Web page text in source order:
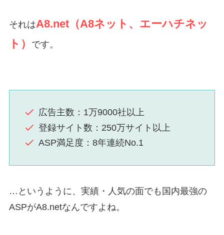
それはA8.net（A8ネット、エーハチネッ
ト）
です。
広告主数：1万9000社以上
登録サイト数：250万サイト以上
ASP満足度：8年連続No.1
…というように、実績・人気の面でも国内最強の
ASPがA8.netなんですよね。